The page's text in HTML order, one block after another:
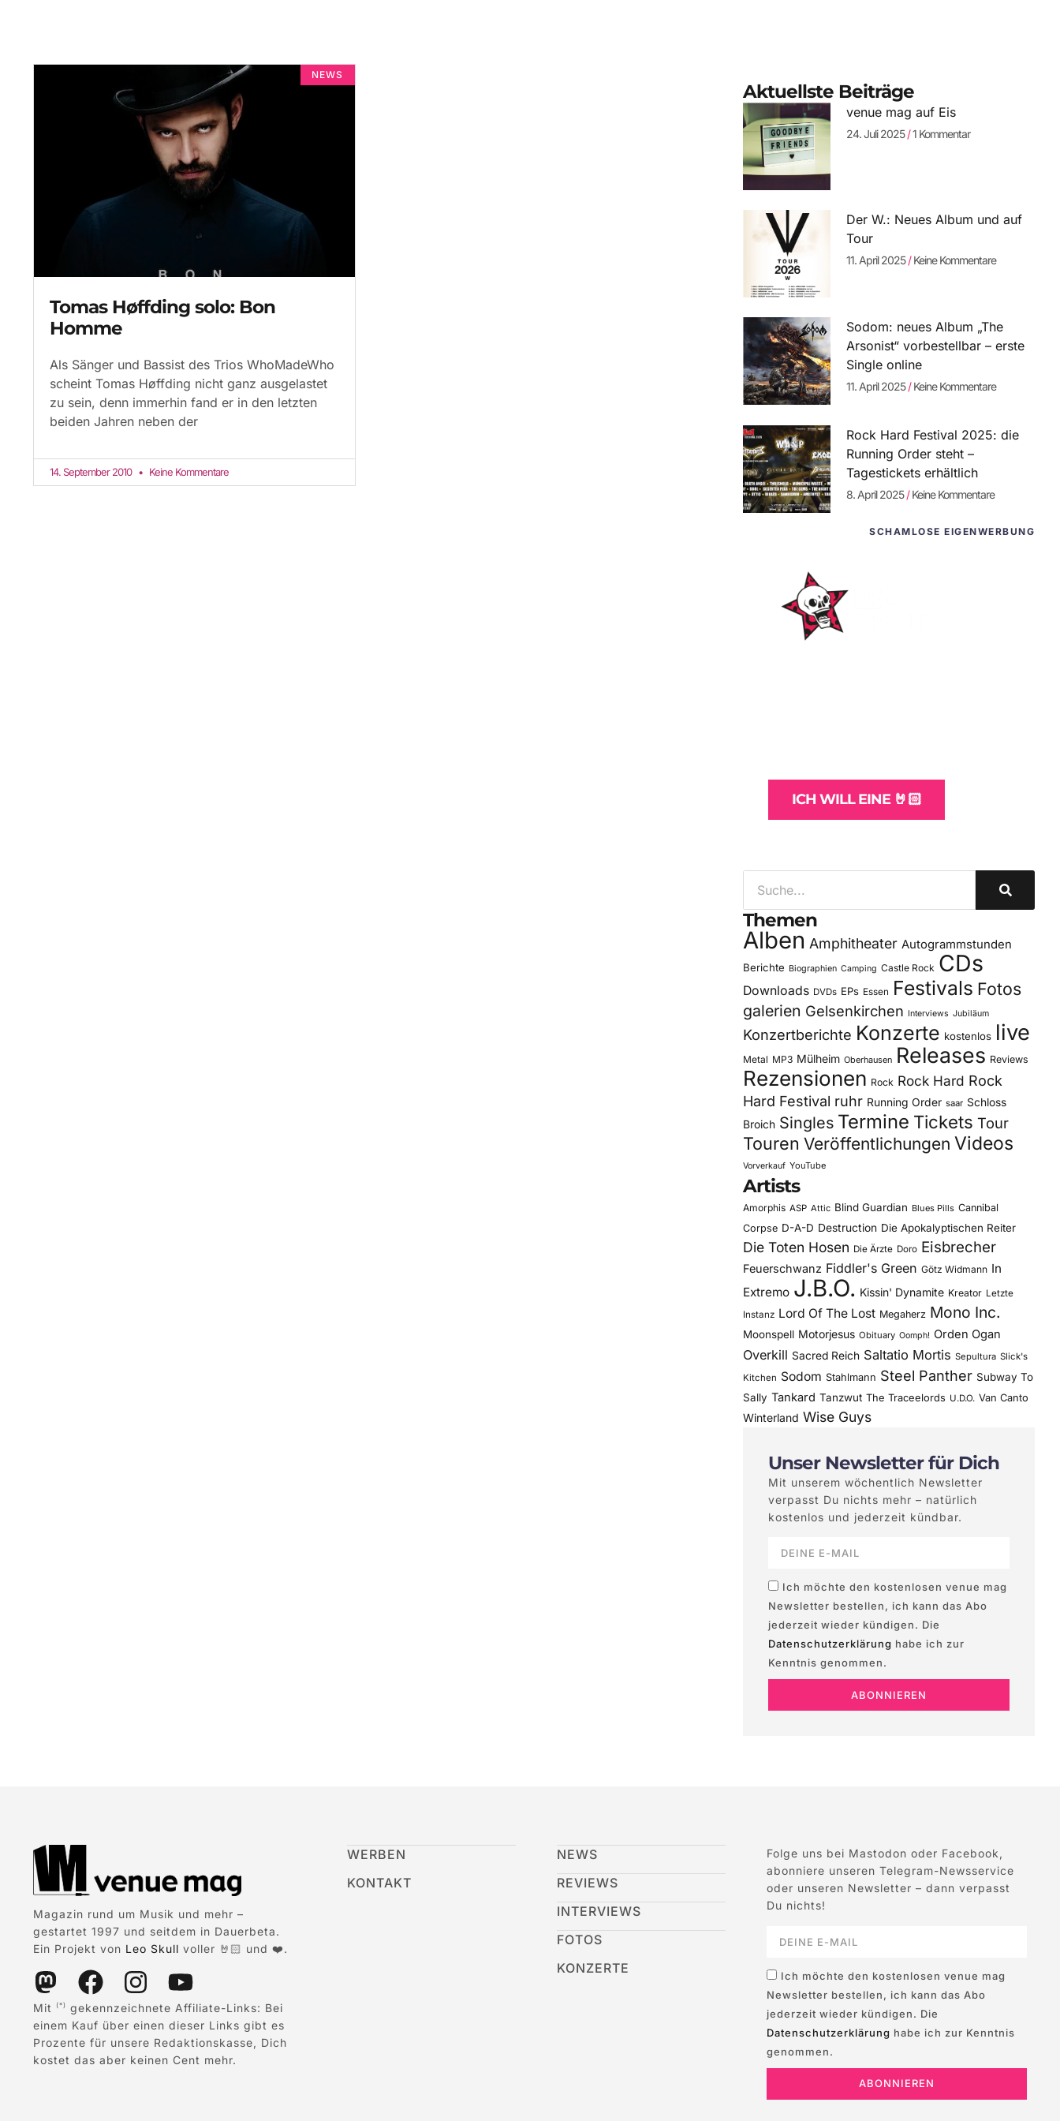
NEWS
Tomas Høffding solo: Bon
Homme
Als Sänger und Bassist des Trios WhoMadeWho
scheint Tomas Høffding nicht ganz ausgelastet
zu sein, denn immerhin fand er in den letzten
beiden Jahren neben der
14. September 2010 Keine Kommentare
Aktuellste Beiträge
venue mag auf Eis
24. Juli 2025 1 Kommentar
Der W.: Neues Album und auf
Tour
11. April 2025 Keine Kommentare
Sodom: neues Album „The
Arsonist“ vorbestellbar – erste
Single online
11. April 2025 Keine Kommentare
Rock Hard Festival 2025: die
Running Order steht –
Tagestickets erhältlich
8. April 2025 Keine Kommentare
SCHAMLOSE EIGENWERBUNG
ICH WILL EINE 🤘🏻
Themen
Alben Amphitheater Autogrammstunden
Berichte Biographien Camping Castle Rock CDs
Downloads DVDs EPs Essen Festivals Fotos
galerien Gelsenkirchen Interviews Jubiläum
Konzertberichte Konzerte kostenlos live
Metal MP3 Mülheim Oberhausen Releases Reviews
Rezensionen Rock Rock Hard Rock
Hard Festival ruhr Running Order saar Schloss
Broich Singles Termine Tickets Tour
Touren Veröffentlichungen Videos
Vorverkauf YouTube
Artists
Amorphis ASP Attic Blind Guardian Blues Pills Cannibal
Corpse D-A-D Destruction Die Apokalyptischen Reiter
Die Toten Hosen Die Ärzte Doro Eisbrecher
Feuerschwanz Fiddler's Green Götz Widmann In
Extremo J.B.O. Kissin' Dynamite Kreator Letzte
Instanz Lord Of The Lost Megaherz Mono Inc.
Moonspell Motorjesus Obituary Oomph! Orden Ogan
Overkill Sacred Reich Saltatio Mortis Sepultura Slick's
Kitchen Sodom Stahlmann Steel Panther Subway To
Sally Tankard Tanzwut The Traceelords U.D.O. Van Canto
Winterland Wise Guys
Unser Newsletter für Dich
Mit unserem wöchentlich Newsletter
verpasst Du nichts mehr – natürlich
kostenlos und jederzeit kündbar.
Ich möchte den kostenlosen venue mag
Newsletter bestellen, ich kann das Abo
jederzeit wieder kündigen. Die
Datenschutzerklärung habe ich zur
Kenntnis genommen.
ABONNIEREN
Magazin rund um Musik und mehr –
gestartet 1997 und seitdem in Dauerbeta.
Ein Projekt von Leo Skull voller 🤘🏻 und ❤️.
Mit (*)
gekennzeichnete Affiliate-Links: Bei
einem Kauf über einen dieser Links gibt es
Prozente für unsere Redaktionskasse, Dich
kostet das aber keinen Cent mehr.
WERBEN
KONTAKT
NEWS
REVIEWS
INTERVIEWS
FOTOS
KONZERTE
Folge uns bei Mastodon oder Facebook,
abonniere unseren Telegram-Newsservice
oder unseren Newsletter – dann verpasst
Du nichts!
Ich möchte den kostenlosen venue mag
Newsletter bestellen, ich kann das Abo
jederzeit wieder kündigen. Die
Datenschutzerklärung habe ich zur Kenntnis
genommen.
ABONNIEREN